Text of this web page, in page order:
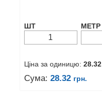
ШТ МЕТР
Ціна за одиницю: 28.32
Сума: 28.32 грн.